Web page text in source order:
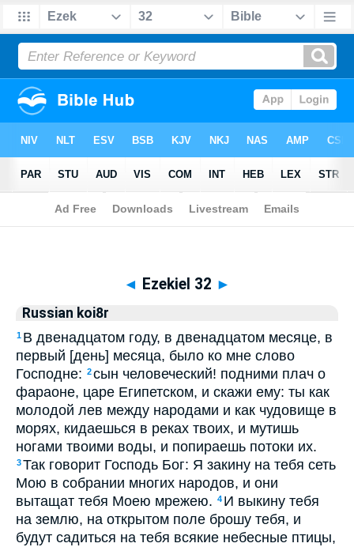
Biblia > Russian koi8r > Ezekiel 32
◄ Ezekiel 32 ►
Russian koi8r
1 В двенадцатом году, в двенадцатом месяце, в
первый [день] месяца, было ко мне слово
Господне: 2сын человеческий! подними плач о
фараоне, царе Египетском, и скажи ему: ты как
молодой лев между народами и как чудовище в
морях, кидаешься в реках твоих, и мутишь
ногами твоими воды, и попираешь потоки их.
3Так говорит Господь Бог: Я закину на тебя сеть
Мою в собрании многих народов, и они
вытащат тебя Моею мрежею. 4 И выкину тебя
на землю, на открытом поле брошу тебя, и
будут садиться на тебя всякие небесные птицы,